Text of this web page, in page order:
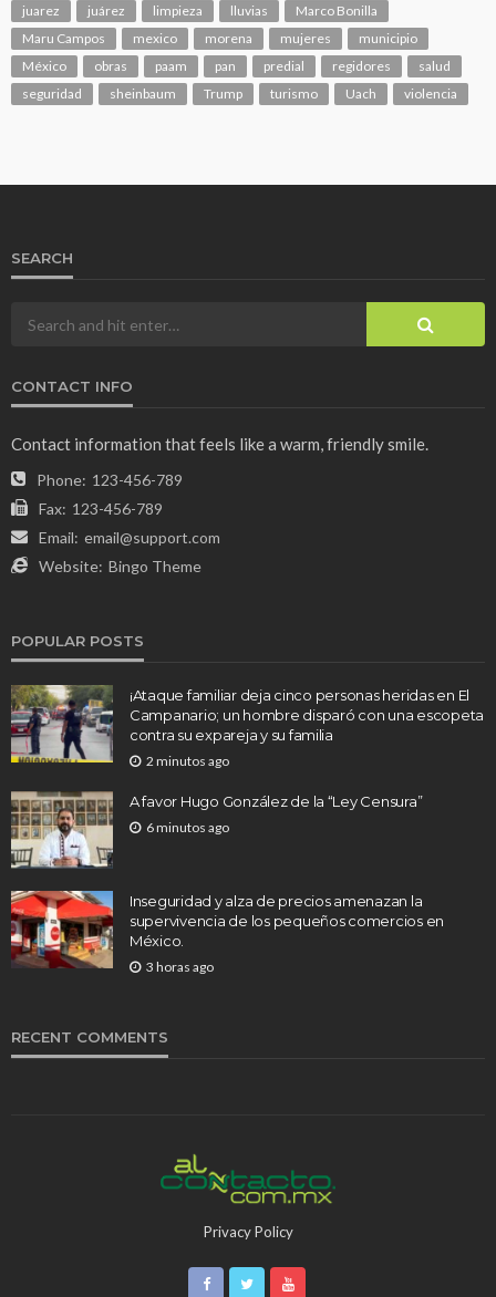
juarez
juárez limpieza lluvias
Marco Bonilla
Maru Campos
mexico morena mujeres
municipio
México
obras paam pan predial regidores
salud
seguridad
sheinbaum Trump turismo Uach violencia
SEARCH
CONTACT INFO
Contact information that feels like a warm, friendly smile.
Phone: 123-456-789
Fax: 123-456-789
Email: email@support.com
Website: Bingo Theme
POPULAR POSTS
¡Ataque familiar deja cinco personas heridas en El
Campanario; un hombre disparó con una escopeta
contra su expareja y su familia
2 minutos ago
A favor Hugo González de la “Ley Censura”
6 minutos ago
Inseguridad y alza de precios amenazan la
supervivencia de los pequeños comercios en
México.
3 horas ago
RECENT COMMENTS
Privacy Policy